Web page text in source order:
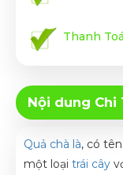
Thanh
Nội dung Chi
Quả chà là, có
một loại trái cây